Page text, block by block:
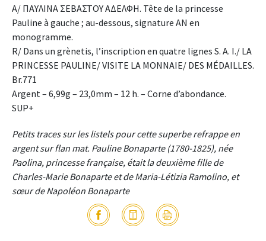
A/ ΠΑΥΛΙΝΑ ΣΕΒΑΣΤΟΥ ΑΔΕΛΦΗ. Tête de la princesse
Pauline à gauche ; au-dessous, signature AN en
monogramme.
R/ Dans un grènetis, l’inscription en quatre lignes S. A. I./ LA
PRINCESSE PAULINE/ VISITE LA MONNAIE/ DES MÉDAILLES.
Br.771
Argent – 6,99g – 23,0mm – 12 h. – Corne d’abondance.
SUP+
Petits traces sur les listels pour cette superbe refrappe en
argent sur flan mat. Pauline Bonaparte (1780-1825), née
Paolina, princesse française, était la deuxième fille de
Charles-Marie Bonaparte et de Maria-Létizia Ramolino, et
sœur de Napoléon Bonaparte